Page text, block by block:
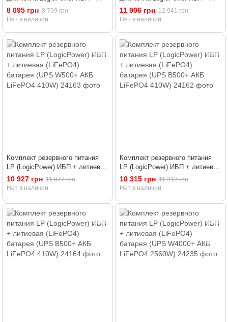
мультигелевая батарея (UPS
500+ АКБ MG 780W)
8 095 грн 8 799 грн
Нет в наличии
мультигелевая батарея (UPS
500+ АКБ MG 1800W)
11 906 грн 12 941 грн
Нет в наличии
Комплект резервного питания
LP (LogicPower) ИБП + литиевая
(LiFePO4) батарея (UPS W500+
АКБ LiFePO4 410W)
10 927 грн 11 877 грн
Нет в наличии
Комплект резервного питания
LP (LogicPower) ИБП + литиевая
(LiFePO4) батарея (UPS В500+
АКБ LiFePO4 410W)
10 315 грн 11 212 грн
Нет в наличии